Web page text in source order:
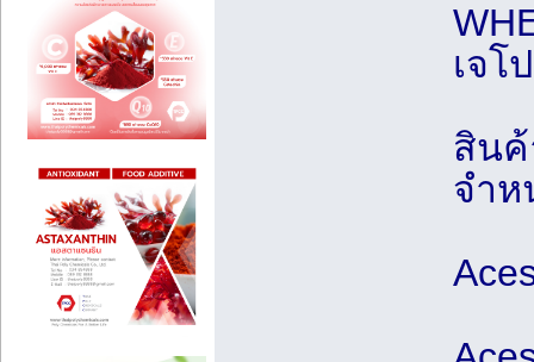
เจโ
สินค้
จำห